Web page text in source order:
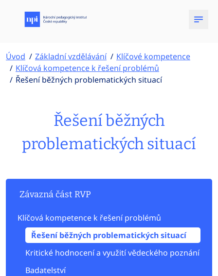
Úvod Základní vzdělávání
Klíčové kompetence
Klíčová kompetence k řešení problémů
Řešení běžných problematických situací
Řešení běžných
problematických situací
Závazná část RVP
Klíčová kompetence k řešení problémů
Řešení běžných problematických situací
Kritické hodnocení a využití vědeckého poznání
Badatelství